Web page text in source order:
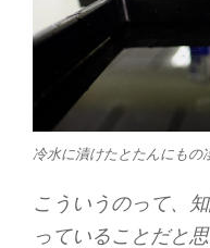
冷水に漬けたとたんにもの
こういうのって、
っていることだと